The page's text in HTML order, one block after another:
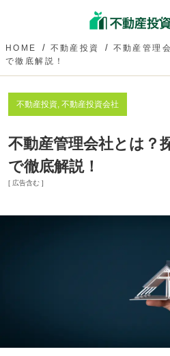
HOME 不動産投資
不動産管理
で徹底解説！
不動産投資, 不動産投資会社
不動産管理会社とは？
で徹底解説！
[ 広告含む ]